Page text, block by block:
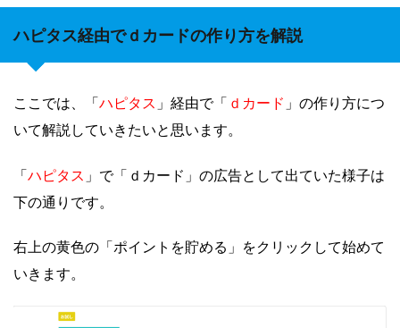
ハピタス経由でｄカードの作り方を解説
ここでは、「 ハピタス 」経由で「 ｄカード 」の作り方につ
いて解説していきたいと思います。
「 ハピタス 」で「ｄカード」の広告として出ていた様子は
下の通りです。
右上の黄色の「ポイントを貯める」をクリックして始めて
いきます。